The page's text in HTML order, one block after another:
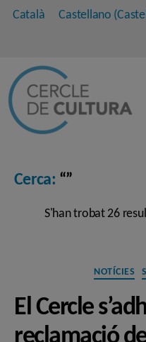
Català Castellano (
Cerca: “”
S'han trobat 26
NOTÍCIES
El Cercle
reclamació